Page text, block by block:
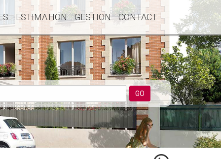
ESTIMATION GESTION CONTACT
GO